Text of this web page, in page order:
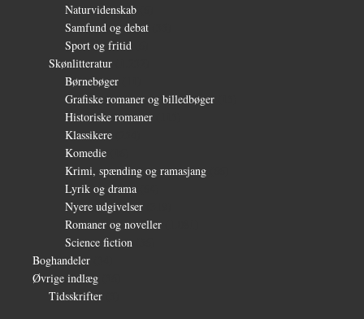
Naturvidenskab
Samfund og debat
Sport og fritid
Skønlitteratur
Børnebøger
Grafiske romaner og billedbøger
Historiske romaner
Klassikere
Komedie
Krimi, spænding og ramasjang
Lyrik og drama
Nyere udgivelser
Romaner og noveller
Science fiction
Boghandeler
Øvrige indlæg
Tidsskrifter